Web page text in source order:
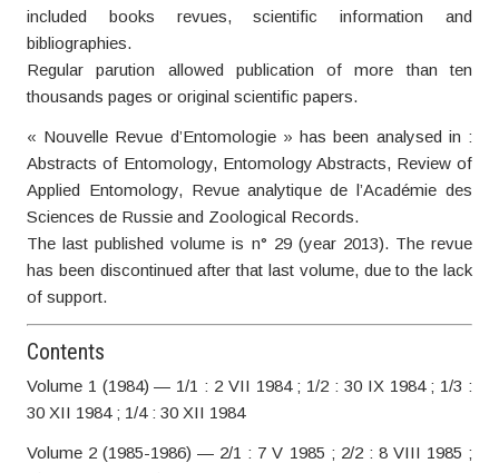
included books revues, scientific information and
bibliographies.
Regular parution allowed publication of more than ten
thousands pages or original scientific papers.
« Nouvelle Revue d’Entomologie » has been analysed in :
Abstracts of Entomology, Entomology Abstracts, Review of
Applied Entomology, Revue analytique de l’Académie des
Sciences de Russie and Zoological Records.
The last published volume is n° 29 (year 2013). The revue
has been discontinued after that last volume, due to the lack
of support.
Contents
Volume 1 (1984) — 1/1 : 2 VII 1984 ; 1/2 : 30 IX 1984 ; 1/3 :
30 XII 1984 ; 1/4 : 30 XII 1984
Volume 2 (1985-1986) — 2/1 : 7 V 1985 ; 2/2 : 8 VIII 1985 ;